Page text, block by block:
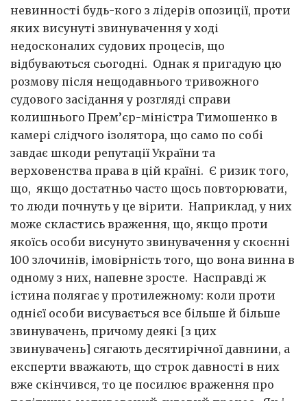
невинності будь-кого з лідерів опозиції, проти
яких висунуті звинувачення у ході
недосконалих судових процесів, що
відбуваються сьогодні. Однак я пригадую цю
розмову після нещодавнього тривожного
судового засідання у розгляді справи
колишнього Прем’єр-міністра Тимошенко в
камері слідчого ізолятора, що само по собі
завдає шкоди репутації України та
верховенства права в цій країні. Є ризик того,
що, якщо достатньо часто щось повторювати,
то люди почнуть у це вірити. Наприклад, у них
може скластись враження, що, якщо проти
якоїсь особи висунуто звинувачення у скоєнні
100 злочинів, імовірність того, що вона винна в
одному з них, напевне зросте. Насправді ж
істина полягає у протилежному: коли проти
однієї особи висувається все більше й більше
звинувачень, причому деякі [з цих
звинувачень] сягають десятирічної давнини, а
експерти вважають, що строк давності в них
вже скінчився, то це посилює враження про